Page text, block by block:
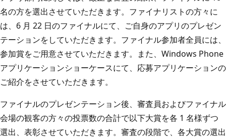
名の方を選出させていただきます。ファイナリストの方々に
は、6 月 22 日のファイナルにて、ご自身のアプリのプレゼン
テーションをしていただきます。ファイナル参加者全員には、
参加賞をご用意させていただきます。また、Windows Phone
アプリケーションショーケースにて、応募アプリケーションの
ご紹介をさせていただきます。
ファイナルのプレゼンテーション後、審査員およびファイナル
会場の観客の方々の投票数の合計で以下大賞を各 1 名様ずつ
選出、表彰させていただきます。審査の段階で、各大賞の選出